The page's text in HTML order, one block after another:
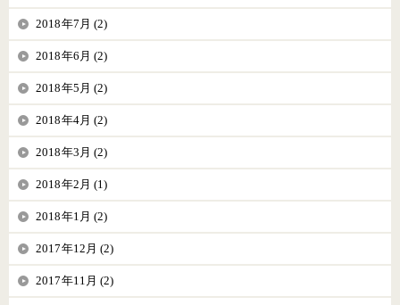
2018年7月 (2)
2018年6月 (2)
2018年5月 (2)
2018年4月 (2)
2018年3月 (2)
2018年2月 (1)
2018年1月 (2)
2017年12月 (2)
2017年11月 (2)